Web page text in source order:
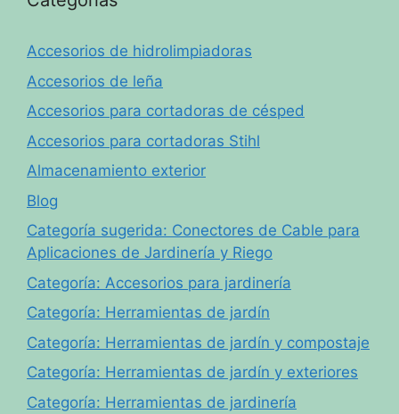
Accesorios de hidrolimpiadoras
Accesorios de leña
Accesorios para cortadoras de césped
Accesorios para cortadoras Stihl
Almacenamiento exterior
Blog
Categoría sugerida: Conectores de Cable para
Aplicaciones de Jardinería y Riego
Categoría: Accesorios para jardinería
Categoría: Herramientas de jardín
Categoría: Herramientas de jardín y compostaje
Categoría: Herramientas de jardín y exteriores
Categoría: Herramientas de jardinería